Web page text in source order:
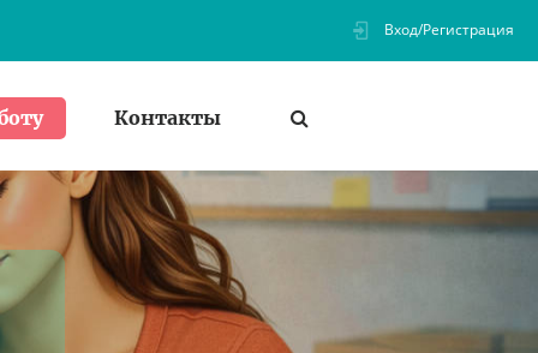
Вход/Регистрация
Контакты